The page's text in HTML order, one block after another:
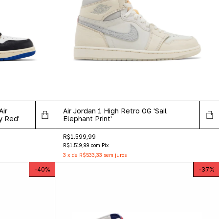
Red'
Air Jordan 1 High Retro OG 'Sail
Elephant Print'
R$1.599,99
R$1.519,99 com Pix
3 x de R$533,33 sem juros
-40% -37%